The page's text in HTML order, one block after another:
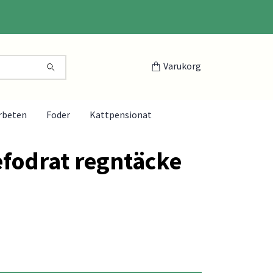
Varukorg
Foder Kattpensionat
regntäcke